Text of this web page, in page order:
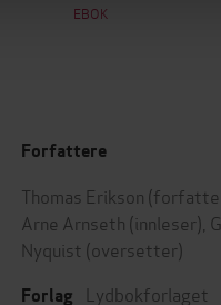
EBOK
Forfattere
Thomas Erikson
Arne Arnseth (innleser),
Nyquist (oversetter)
Forlag Lydbokforlaget